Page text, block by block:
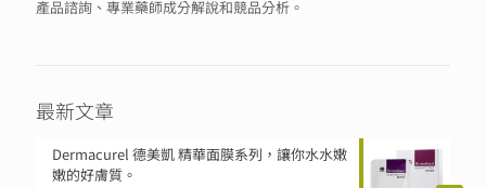
產品諮詢、專業藥師成分解說和競品分析。
最新文章
Dermacurel 德美凱 精華面膜系列，讓你水水嫩
嫩的好膚質。